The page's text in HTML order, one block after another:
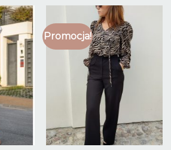
Promocja!